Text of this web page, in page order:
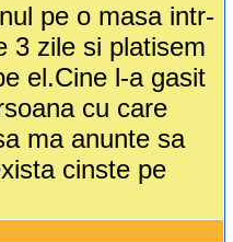
pe o masa intr-
3 zile si platisem
el.Cine l-a gasit
cu care
ma anunte sa
cinste pe